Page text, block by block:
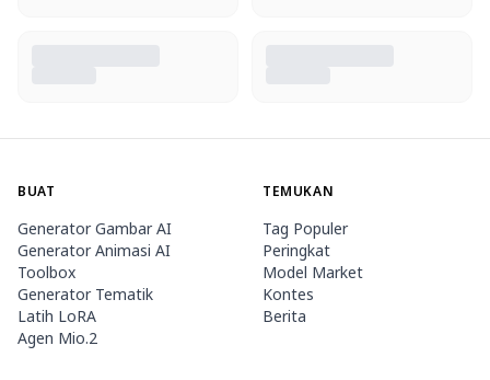
BUAT
Generator Gambar AI
Generator Animasi AI
Toolbox
Generator Tematik
Latih LoRA
Agen Mio.2
TEMUKAN
Tag Populer
Peringkat
Model Market
Kontes
Berita